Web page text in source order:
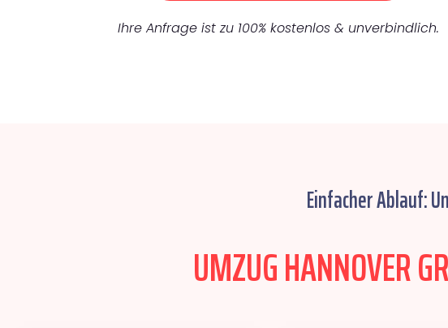
Ihre Anfrage ist zu 100% kostenlos & unverbindlich.
Einfacher Ablauf:
UMZUG HANNOVER